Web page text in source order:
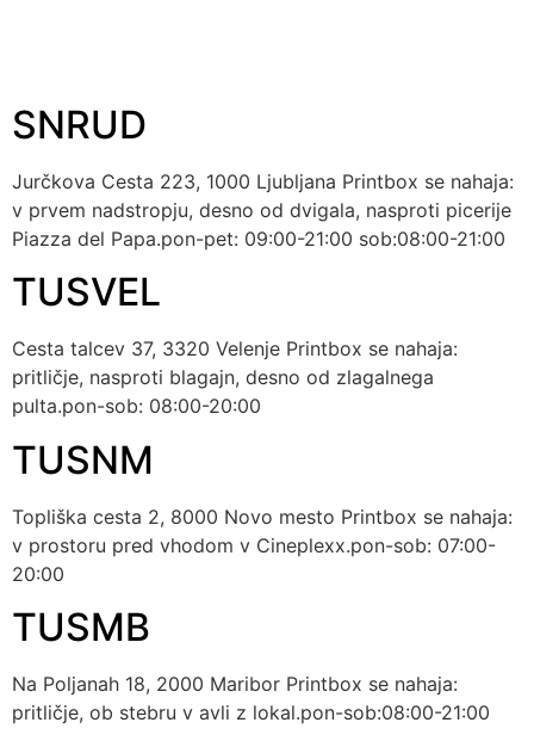
SNRUD
Jurčkova Cesta 223, 1000 Ljubljana Printbox se nahaja:
v prvem nadstropju, desno od dvigala, nasproti picerije
Piazza del Papa.pon-pet: 09:00-21:00 sob:08:00-21:00
TUSVEL
Cesta talcev 37, 3320 Velenje Printbox se nahaja:
pritličje, nasproti blagajn, desno od zlagalnega
pulta.pon-sob: 08:00-20:00
TUSNM
Topliška cesta 2, 8000 Novo mesto Printbox se nahaja:
v prostoru pred vhodom v Cineplexx.pon-sob: 07:00-
20:00
TUSMB
Na Poljanah 18, 2000 Maribor Printbox se nahaja:
pritličje, ob stebru v avli z lokal.pon-sob:08:00-21:00